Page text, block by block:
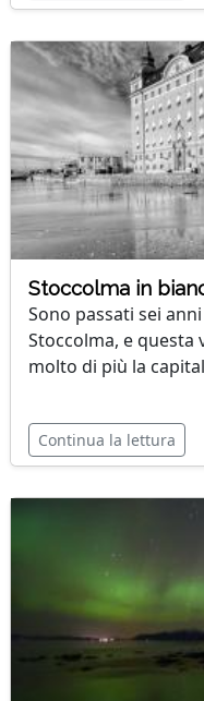
Stoccolma in
Sono passati sei
Stoccolma, e questa
molto di più la
Continua la lettura